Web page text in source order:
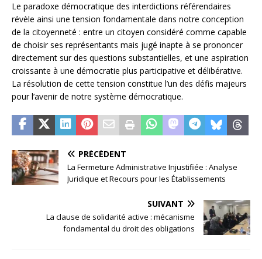
Le paradoxe démocratique des interdictions référendaires
révèle ainsi une tension fondamentale dans notre conception
de la citoyenneté : entre un citoyen considéré comme capable
de choisir ses représentants mais jugé inapte à se prononcer
directement sur des questions substantielles, et une aspiration
croissante à une démocratie plus participative et délibérative.
La résolution de cette tension constitue l’un des défis majeurs
pour l’avenir de notre système démocratique.
PRÉCÉDENT
La Fermeture Administrative Injustifiée : Analyse
Juridique et Recours pour les Établissements
SUIVANT
La clause de solidarité active : mécanisme
fondamental du droit des obligations